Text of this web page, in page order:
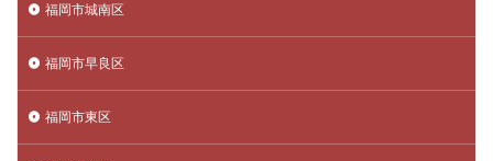
福岡市城南区
福岡市早良区
福岡市東区